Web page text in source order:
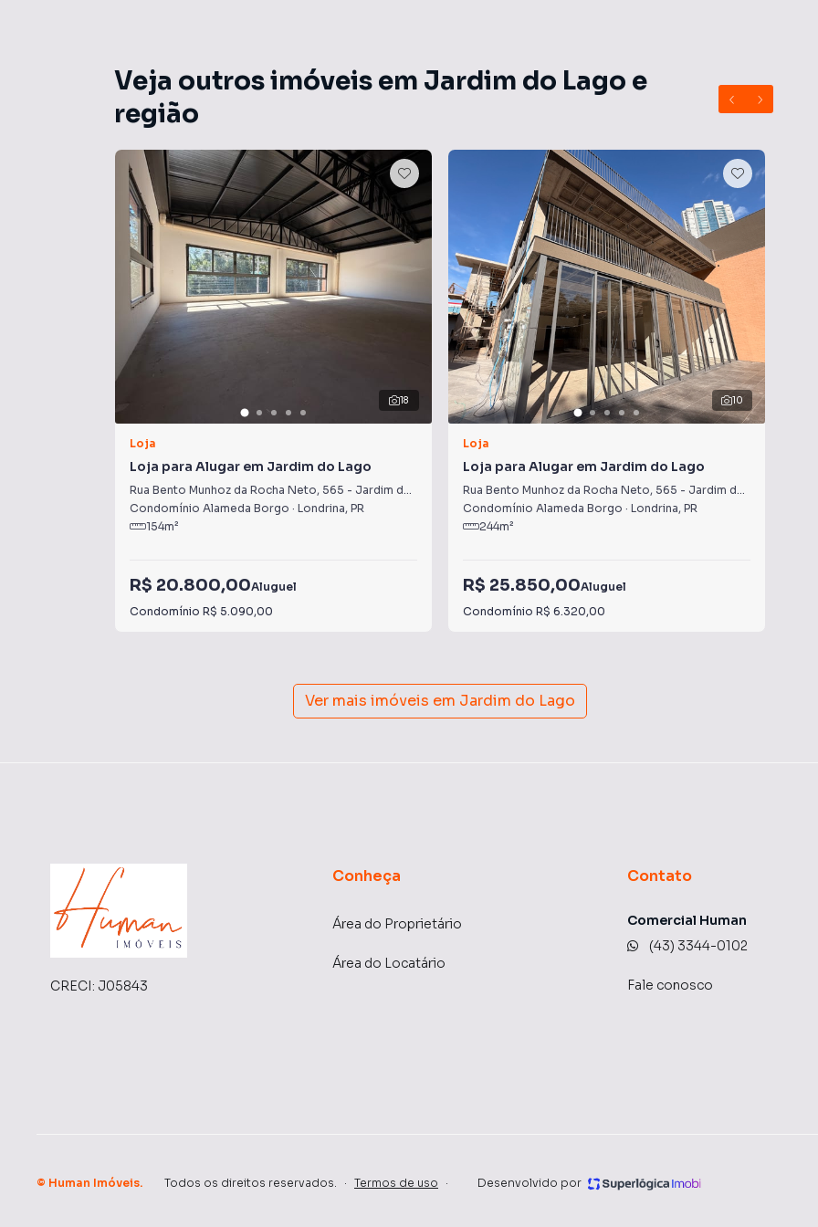
Veja outros imóveis em Jardim do Lago e
região
18
Loja
Loja para Alugar em Jardim do Lago
Rua Bento Munhoz da Rocha Neto, 565 - Jardim do Lago
Condomínio Alameda Borgo · Londrina, PR
154m²
R$ 20.800,00Aluguel
Condomínio R$ 5.090,00
10
Loja
Loja para Alugar em Jardim do Lago
Rua Bento Munhoz da Rocha Neto, 565 - Jardim do Lago
Condomínio Alameda Borgo · Londrina, PR
244m²
R$ 25.850,00Aluguel
Condomínio R$ 6.320,00
Ver mais imóveis em Jardim do Lago
CRECI: J05843
Conheça
Área do Proprietário
Área do Locatário
Contato
Comercial Human
(43) 3344-0102
Fale conosco
© Human Imóveis. Todos os direitos reservados. · Termos de uso · Desenvolvido por